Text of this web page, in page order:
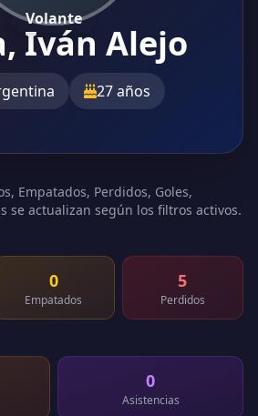
Volante
Iván Alejo
27 años
Empatados, Perdidos, Goles,
se actualizan según los filtros activos.
0
Empatados
5
Perdidos
0
Asistencias